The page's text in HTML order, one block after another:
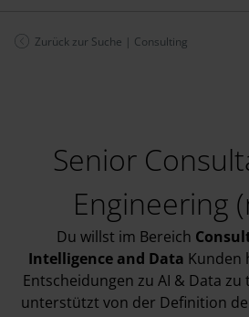
Zurück zur Suche | Consulting
Senior
Engineering
Du willst im Bereich
Intelligence and Data Kunden
Entscheidungen zu AI & Data
unterstützt von der Definition